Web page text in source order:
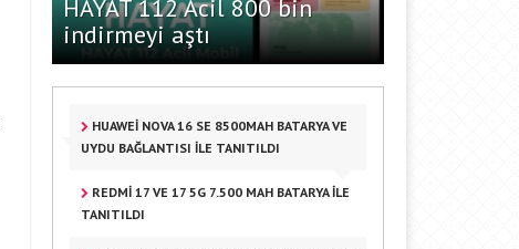
HAYAT 112 Acil 800 bin
indirmeyi aştı
HUAWEI NOVA 16 SE 8500MAH BATARYA VE
UYDU BAĞLANTISI ILE TANITILDI
REDMI 17 VE 17 5G 7.500 MAH BATARYA ILE
TANITILDI